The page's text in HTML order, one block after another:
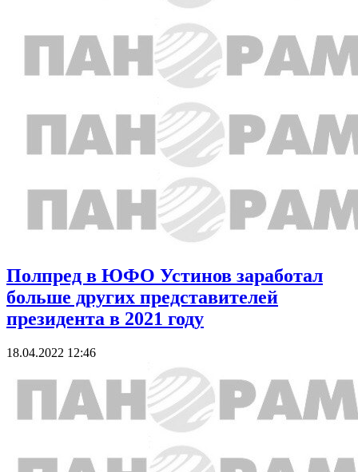
Полпред в ЮФО Устинов заработал
больше других представителей
президента в 2021 году
18.04.2022 12:46